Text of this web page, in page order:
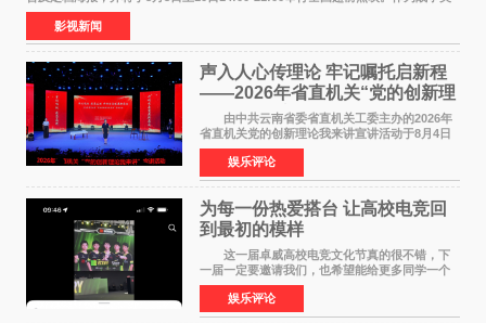
食大片，影片讲述的是中国厨师徐福（沈腾
影视新闻
声入人心传理论 牢记嘱托启新程
——2026年省直机关“党的创新理
论我来讲”宣讲活动圆满落幕
由中共云南省委省直机关工委主办的2026年
省直机关党的创新理论我来讲宣讲活动于8月4日
至5日在昆明举办。活动以 "牢记嘱托 感恩奋进
开创云南发展新局面 "为主题，坚持以新时代中国
特色社会主义
娱乐评论
为每一份热爱搭台 让高校电竞回
到最初的模样
这一届卓威高校电竞文化节真的很不错，下
一届一定要邀请我们，也希望能给更多同学一个
来到现场的机会。 2026卓威高校电竞文化节
已经落下帷幕，在活动结束后，仍有不少高校电
竞社负责人和现
娱乐评论